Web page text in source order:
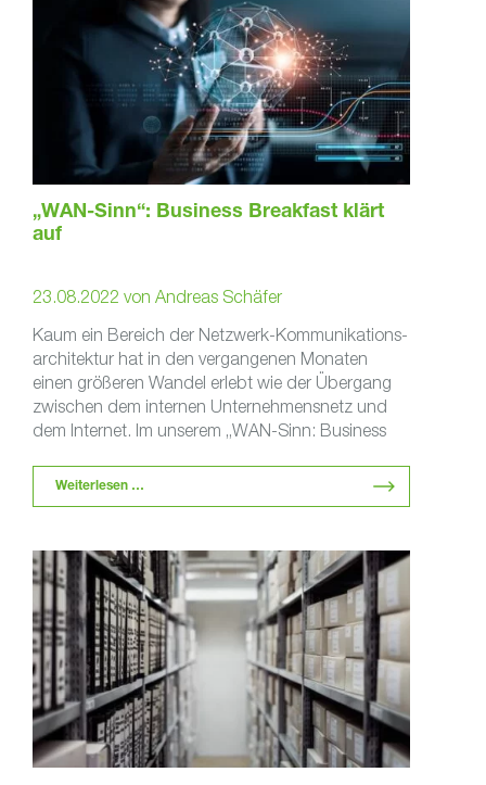
„WAN-Sinn“: Business Breakfast klärt
auf
23.08.2022 von Andreas Schäfer
Kaum ein Bereich der Netz­werk-Kommu­ni­ka­ti­ons­
ar­chi­tektur hat in den vergan­genen Monaten
einen größeren Wandel erlebt wie der Über­gang
zwischen dem internen Unter­neh­mens­netz und
dem Internet. Im unserem „WAN-Sinn: Business
Weiterlesen …